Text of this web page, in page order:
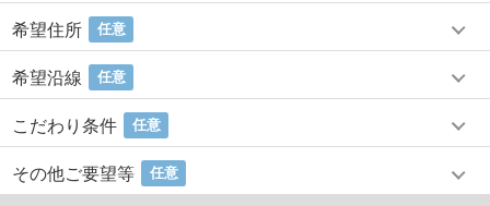
希望住所 任意
希望沿線 任意
こだわり条件 任意
その他ご要望等 任意